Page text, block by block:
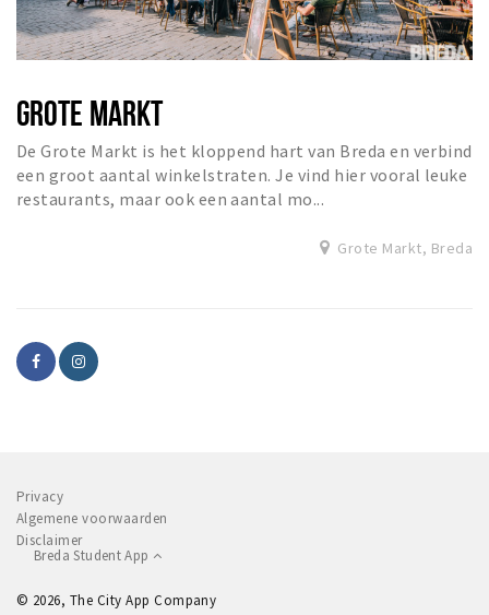
GROTE MARKT
De Grote Markt is het kloppend hart van Breda en verbind
een groot aantal winkelstraten. Je vind hier vooral leuke
restaurants, maar ook een aantal mo...
Grote Markt, Breda
Privacy
Algemene voorwaarden
Disclaimer
Breda Student App
© 2026, The City App Company